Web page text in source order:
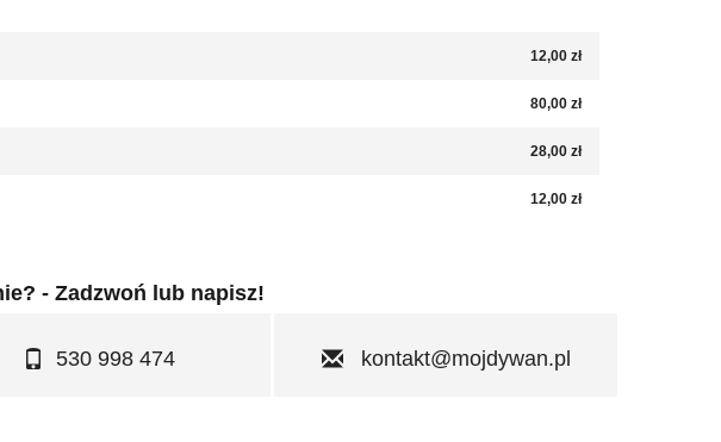
12,00 zł
80,00 zł
28,00 zł
12,00 zł
- Zadzwoń lub napisz!
530 998 474 kontakt@mojdywan.pl